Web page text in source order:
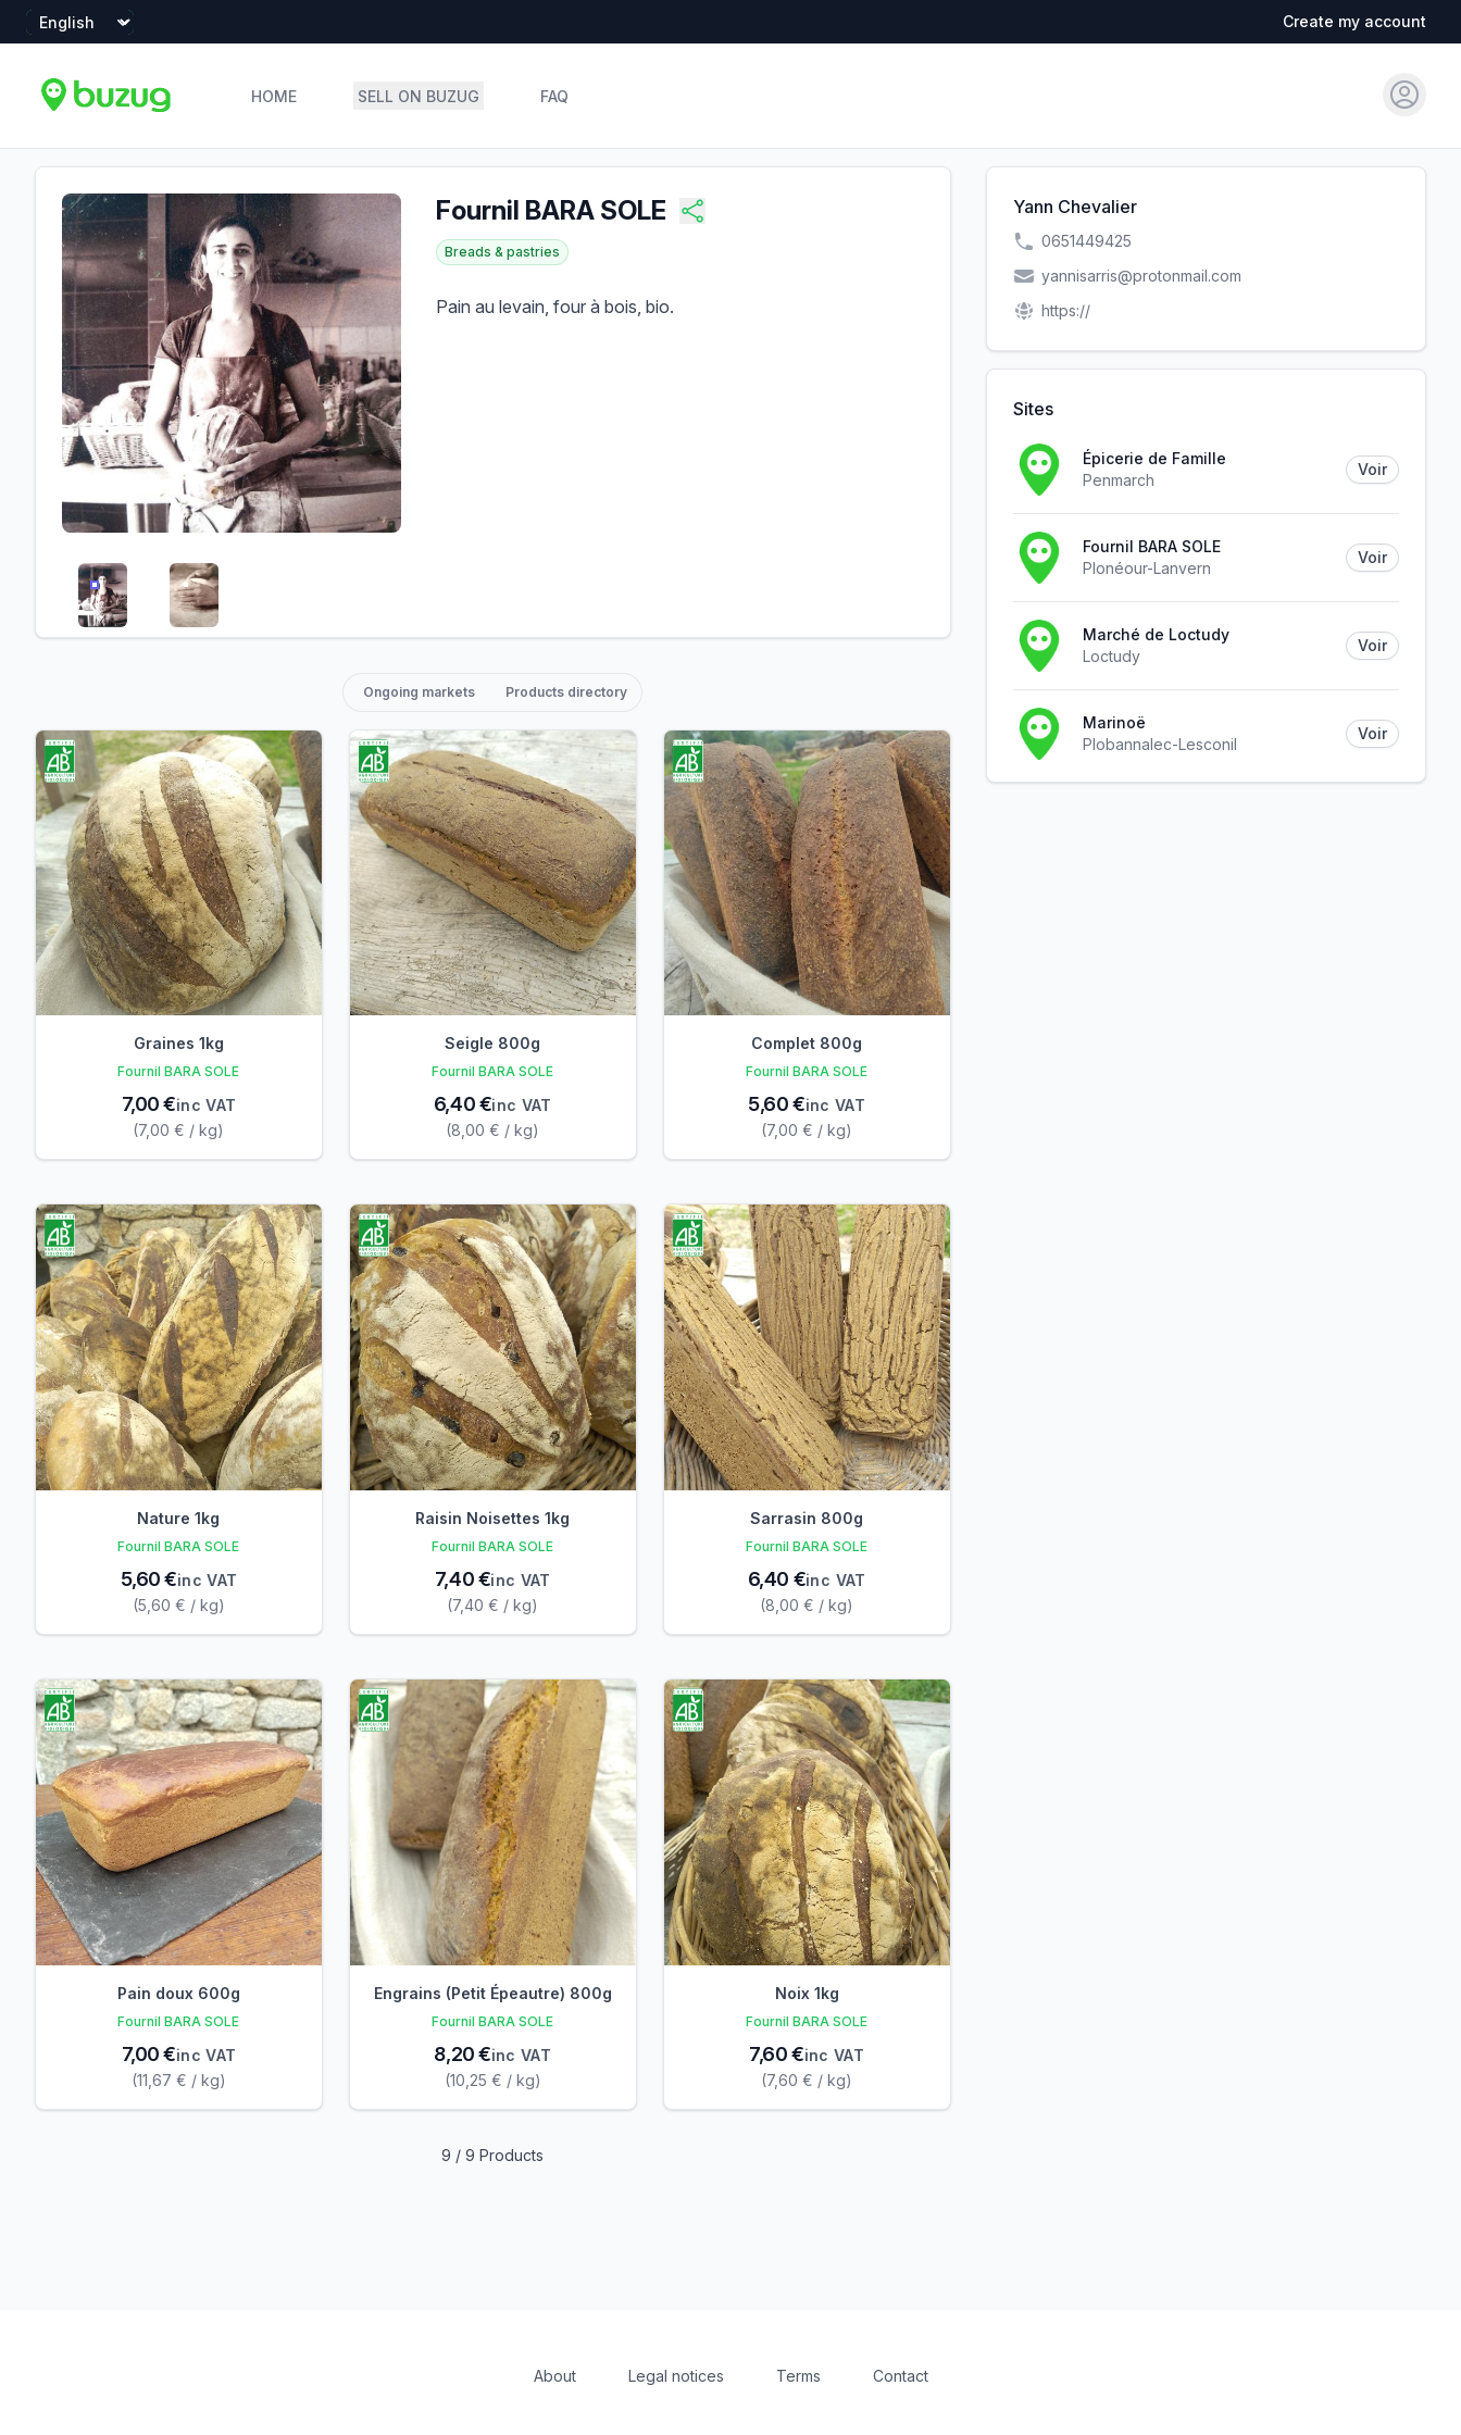
Language Create my account
HOME SELL ON BUZUG FAQ Sign in
Profile
/FILES/FI-4Y5XPIC1ORJ7IBQ5TUIKM.JPG
/FILES/FI-ULSX2TRT4SUHJNFW73QZC.JPG
Fournil BARA SOLE
Breads & pastries
Ongoing markets Products directory
Graines 1kg
Fournil BARA SOLE
7,00 €inc VAT
(7,00 € / kg)
Seigle 800g
Fournil BARA SOLE
6,40 €inc VAT
(8,00 € / kg)
Complet 800g
Fournil BARA SOLE
5,60 €inc VAT
(7,00 € / kg)
Nature 1kg
Fournil BARA SOLE
5,60 €inc VAT
(5,60 € / kg)
Raisin Noisettes 1kg
Fournil BARA SOLE
7,40 €inc VAT
(7,40 € / kg)
Sarrasin 800g
Fournil BARA SOLE
6,40 €inc VAT
(8,00 € / kg)
Pain doux 600g
Fournil BARA SOLE
7,00 €inc VAT
(11,67 € / kg)
Engrains (Petit Épeautre) 800g
Fournil BARA SOLE
8,20 €inc VAT
(10,25 € / kg)
Noix 1kg
Fournil BARA SOLE
7,60 €inc VAT
(7,60 € / kg)
9 / 9 Products
Yann Chevalier
0651449425
yannisarris@protonmail.com
https://
Sites
Épicerie de Famille
Penmarch
Voir
Fournil BARA SOLE
Plonéour-Lanvern
Voir
Marché de Loctudy
Loctudy
Voir
Marinoë
Plobannalec-Lesconil
Voir
About Legal notices Terms Contact